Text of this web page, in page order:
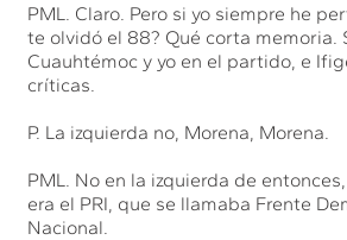
PML. Claro. Pero si yo siempre he
te olvidó el 88? Qué corta memoria.
Cuauhtémoc y yo en el partido, e
críticas.
P. La izquierda no, Morena, Morena.
PML. No en la izquierda de
era el PRI, que se llamaba Frente
Nacional.